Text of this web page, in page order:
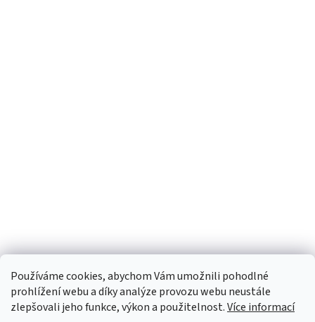
Používáme cookies, abychom Vám umožnili pohodlné
prohlížení webu a díky analýze provozu webu neustále
zlepšovali jeho funkce, výkon a použitelnost.Více informací